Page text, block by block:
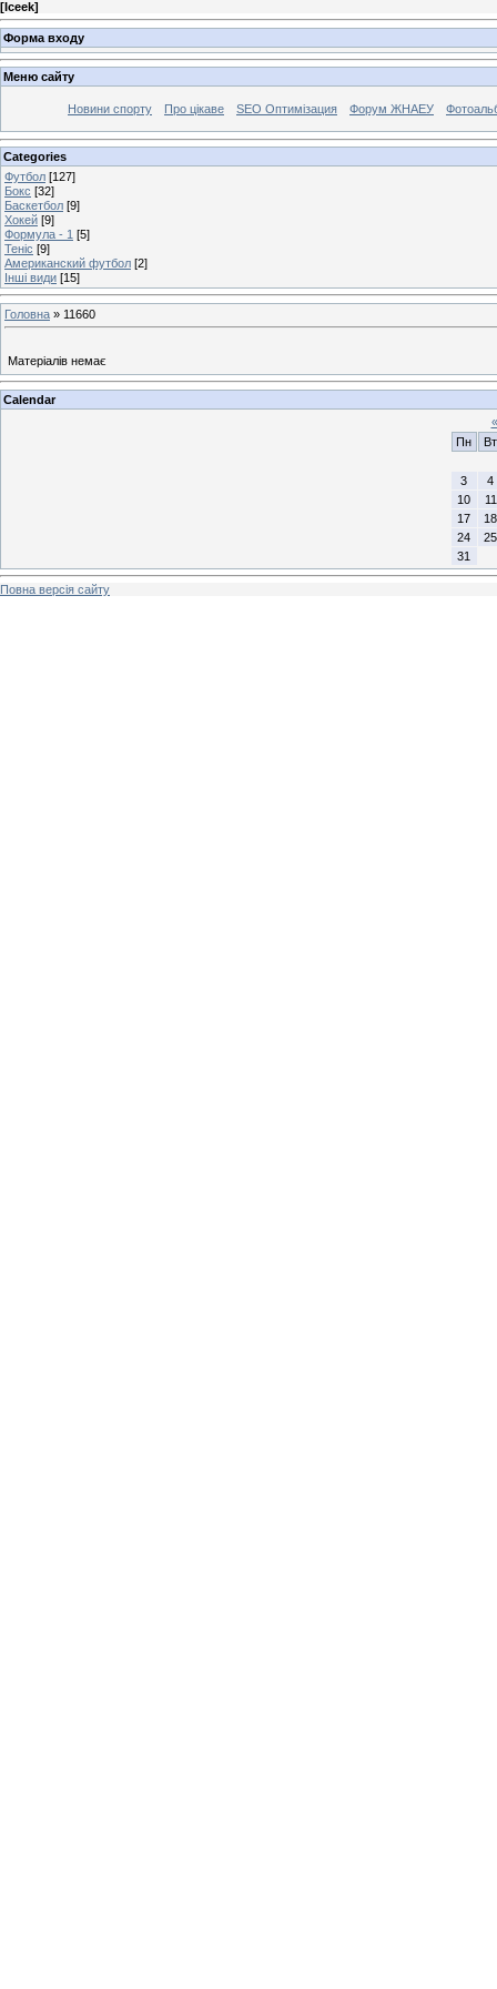
[Iceek]
Форма входу
Меню сайту
Новини спорту Про цікаве SEO Оптимізация Форум ЖНАЕУ
Categories
Футбол [127]
Бокс [32]
Баскетбол [9]
Хокей [9]
Формула - 1 [5]
Теніс [9]
Американский футбол [2]
Інші види [15]
Головна » 11660
Матеріалів немає
Calendar
«
Пн
Вт
3
4
10
11
17
18
24
25
31
Повна версія сайту